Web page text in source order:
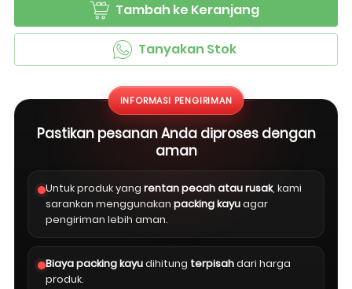
` Tambah ke Keranjang
` Tanyakan Stok
INFORMASI PENGIRIMAN
Pastikan pesanan Anda diproses dengan
aman
Untuk produk yang rentan pecah atau rusak, kami
sarankan menggunakan packing kayuagar
pengiriman lebih aman.
Biaya packing kayudihitung terpisahdari harga
produk.